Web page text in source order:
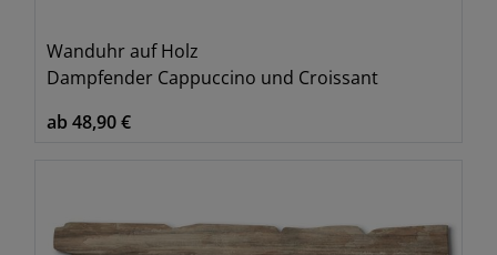
Wanduhr auf Holz
Dampfender Cappuccino und Croissant
ab 48,90 €